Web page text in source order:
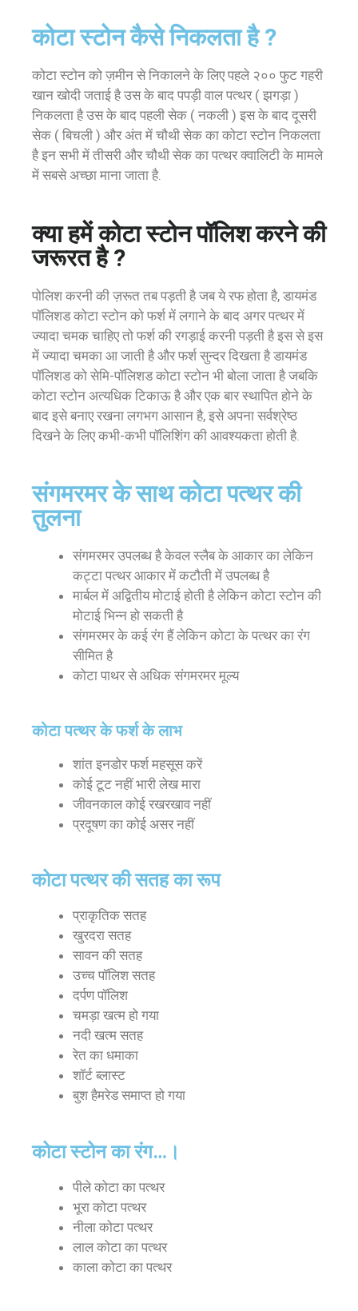
कोटा स्टोन कैसे निकलता है ?
कोटा स्टोन को ज़मीन से निकालने के लिए पहले २०० फुट गहरी
खान खोदी जताई है उस के बाद पपड़ी वाल पत्थर ( झगड़ा )
निकलता है उस के बाद पहली सेक ( नकली ) इस के बाद दूसरी
सेक ( बिचली ) और अंत में चौथी सेक का कोटा स्टोन निकलता
है इन सभी में तीसरी और चौथी सेक का पत्थर क्वालिटी के मामले
में सबसे अच्छा माना जाता है.
क्या हमें कोटा स्टोन पॉलिश करने की
जरूरत है ?
पोलिश करनी की ज़रूत तब पड़ती है जब ये रफ होता है, डायमंड
पॉलिशड कोटा स्टोन को फर्श में लगाने के बाद अगर पत्थर में
ज्यादा चमक चाहिए तो फर्श की रगड़ाई करनी पड़ती है इस से इस
में ज्यादा चमका आ जाती है और फर्श सुन्दर दिखता है डायमंड
पॉलिशड को सेमि-पॉलिशड कोटा स्टोन भी बोला जाता है जबकि
कोटा स्टोन अत्यधिक टिकाऊ है और एक बार स्थापित होने के
बाद इसे बनाए रखना लगभग आसान है, इसे अपना सर्वश्रेष्ठ
दिखने के लिए कभी-कभी पॉलिशिंग की आवश्यकता होती है.
संगमरमर के साथ कोटा पत्थर की
तुलना
संगमरमर उपलब्ध है केवल स्लैब के आकार का लेकिन
कट्टा पत्थर आकार में कटौती में उपलब्ध है
मार्बल में अद्वितीय मोटाई होती है लेकिन कोटा स्टोन की
मोटाई भिन्न हो सकती है
संगमरमर के कई रंग हैं लेकिन कोटा के पत्थर का रंग
सीमित है
कोटा पाथर से अधिक संगमरमर मूल्य
कोटा पत्थर के फर्श के लाभ
शांत इनडोर फर्श महसूस करें
कोई टूट नहीं भारी लेख मारा
जीवनकाल कोई रखरखाव नहीं
प्रदूषण का कोई असर नहीं
कोटा पत्थर की सतह का रूप
प्राकृतिक सतह
खुरदरा सतह
सावन की सतह
उच्च पॉलिश सतह
दर्पण पॉलिश
चमड़ा खत्म हो गया
नदी खत्म सतह
रेत का धमाका
शॉर्ट ब्लास्ट
बुश हैमरेड समाप्त हो गया
कोटा स्टोन का रंग…।
पीले कोटा का पत्थर
भूरा कोटा पत्थर
नीला कोटा पत्थर
लाल कोटा का पत्थर
काला कोटा का पत्थर